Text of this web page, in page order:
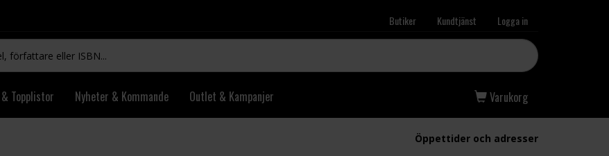
Butiker Kundtjänst Logga in
Topplistor Nyheter & Kommande Outlet & Kampanjer Varukorg
Öppettider och adresser